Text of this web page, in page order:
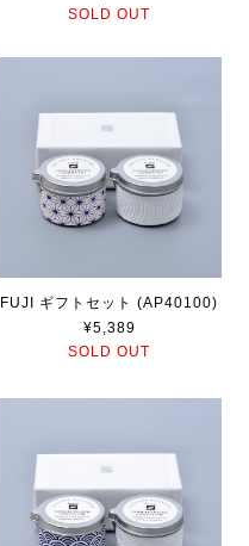
SOLD OUT
FUJI ギフトセット (AP40100)
¥5,389
SOLD OUT